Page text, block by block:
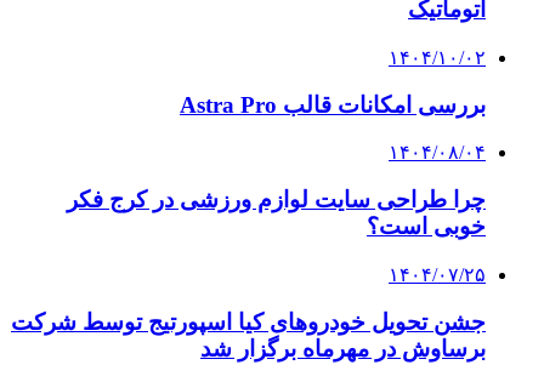
اتوماتیک
۱۴۰۴/۱۰/۰۲
بررسی امکانات قالب Astra Pro
۱۴۰۴/۰۸/۰۴
چرا طراحی سایت لوازم ورزشی در کرج فکر
خوبی است؟
۱۴۰۴/۰۷/۲۵
جشن تحویل خودروهای کیا اسپورتیج توسط شرکت
برساوش در مهرماه برگزار شد